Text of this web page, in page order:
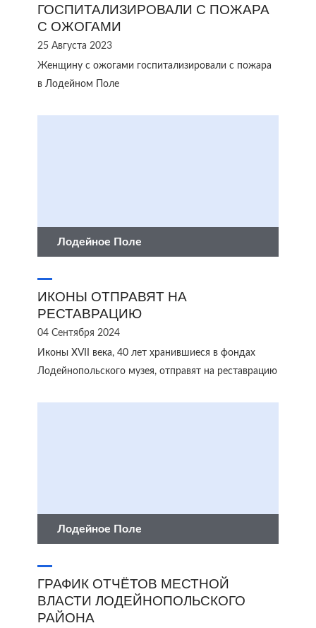
ГОСПИТАЛИЗИРОВАЛИ С ПОЖАРА
С ОЖОГАМИ
25 Августа 2023
Женщину с ожогами госпитализировали с пожара
в Лодейном Поле
Лодейное Поле
ИКОНЫ ОТПРАВЯТ НА
РЕСТАВРАЦИЮ
04 Сентября 2024
Иконы XVII века, 40 лет хранившиеся в фондах
Лодейнопольского музея, отправят на реставрацию
Лодейное Поле
ГРАФИК ОТЧЁТОВ МЕСТНОЙ
ВЛАСТИ ЛОДЕЙНОПОЛЬСКОГО
РАЙОНА